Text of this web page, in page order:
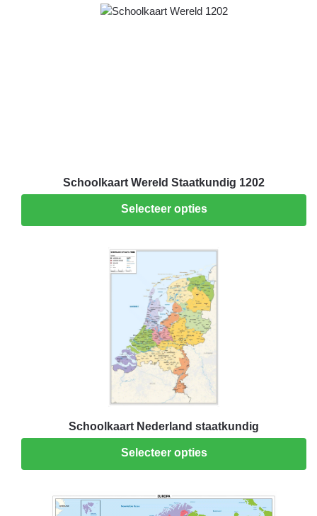
Schoolkaart Wereld Staatkundig 1202
Selecteer opties
Schoolkaart Nederland staatkundig
Selecteer opties